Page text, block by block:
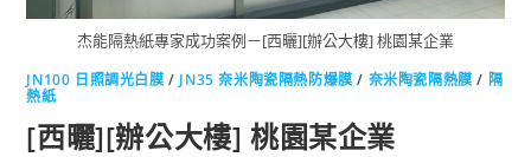
杰能隔熱紙專家成功案例－[西曬][辦公大樓] 桃園某企業
JN100 日照調光白膜 / JN35 奈米陶瓷隔熱防爆膜 / 奈米陶瓷隔熱膜 / 隔
熱紙
[西曬][辦公大樓] 桃園某企業